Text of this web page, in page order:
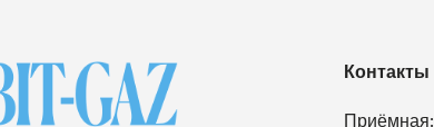
Контакты
Приёмная: